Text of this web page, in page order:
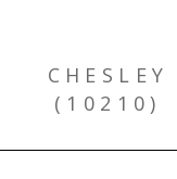
CHESLEY
(10210)